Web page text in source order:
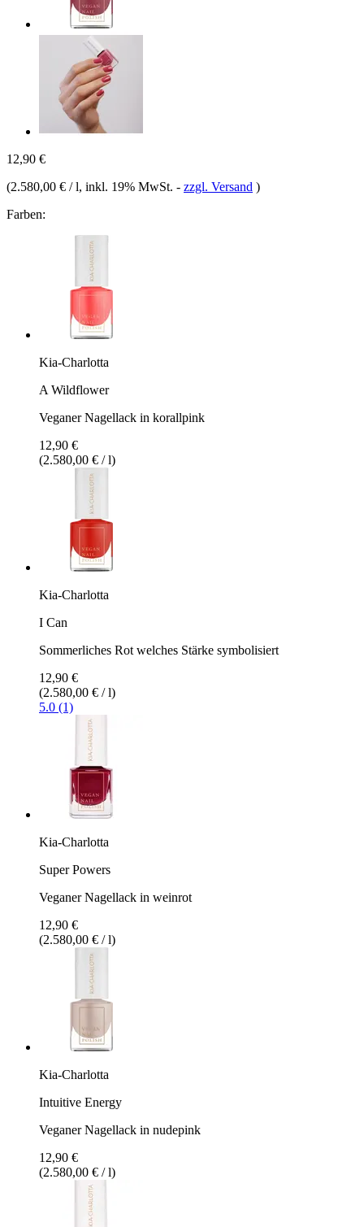
12,90 €
(2.580,00 € / l, inkl. 19% MwSt. - zzgl. Versand )
Farben:
Kia-Charlotta
A Wildflower
Veganer Nagellack in korallpink
12,90 €
(2.580,00 € / l)
Kia-Charlotta
I Can
Sommerliches Rot welches Stärke symbolisiert
12,90 €
(2.580,00 € / l)
5.0 (1)
Kia-Charlotta
Super Powers
Veganer Nagellack in weinrot
12,90 €
(2.580,00 € / l)
Kia-Charlotta
Intuitive Energy
Veganer Nagellack in nudepink
12,90 €
(2.580,00 € / l)